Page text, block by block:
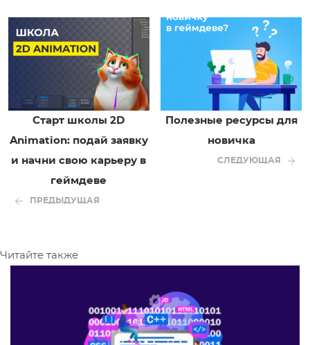
Старт школы 2D
Animation: подай заявку
и начни свою карьеру в
геймдеве
ПРЕДЫДУЩАЯ
Полезные ресурсы для
новичка
СЛЕДУЮЩАЯ
Читайте также